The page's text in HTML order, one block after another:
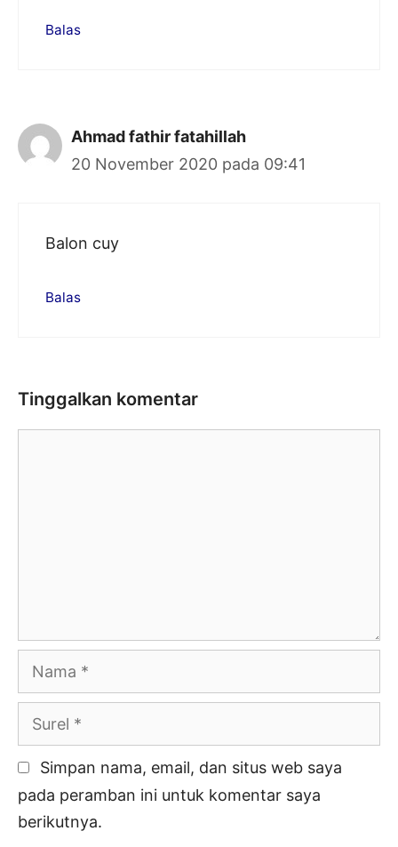
Balas
Ahmad fathir fatahillah
20 November 2020 pada 09:41
Balon cuy
Balas
Tinggalkan komentar
Nama
Surel
Simpan nama, email, dan situs web saya
pada peramban ini untuk komentar saya
berikutnya.